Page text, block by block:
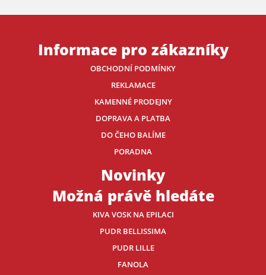
Informace pro zákazníky
OBCHODNÍ PODMÍNKY
REKLAMACE
KAMENNÉ PRODEJNY
DOPRAVA A PLATBA
DO ČEHO BALÍME
PORADNA
Novinky
Možná právě hledáte
KIVA VOSK NA EPILACI
PUDR BELLISSIMA
PUDR LILLE
FANOLA